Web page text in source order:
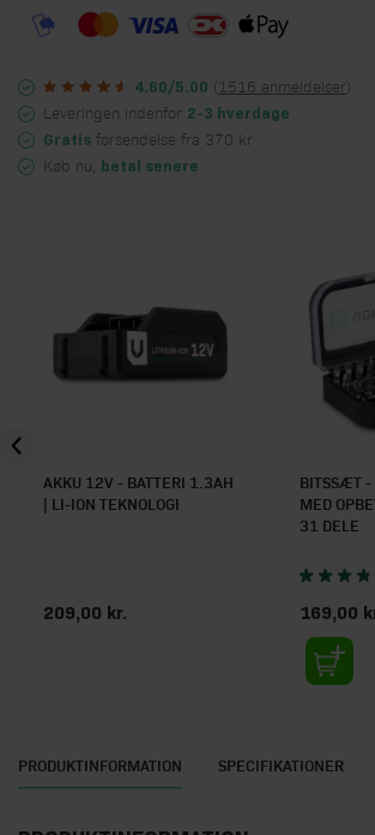
4.60/5.00 ( 1516 anmeldelser)
Leveringen indenfor 2-3 hverdage
Gratis forsendelse fra 370 kr
Køb nu, betal senere
AKKU 12V - BATTERI 1.3AH
| LI-ION TEKNOLOGI
209,00 kr.
BITSSÆT -
MED
31 DELE
169,00
PRODUKTINFORMATION SPECIFIKATIONER